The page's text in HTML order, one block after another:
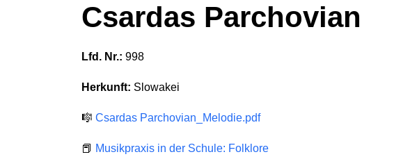
Csardas Parchovian
Lfd. Nr.: 998
Herkunft: Slowakei
🎼 Csardas Parchovian_Melodie.pdf
📕 Musikpraxis in der Schule: Folklore